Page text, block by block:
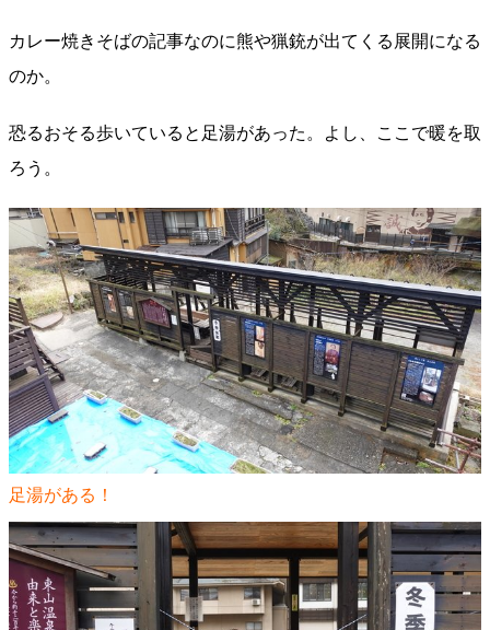
カレー焼きそばの記事なのに熊や猟銃が出てくる展開になる
のか。
恐るおそる歩いていると足湯があった。よし、ここで暖を取
ろう。
足湯がある！